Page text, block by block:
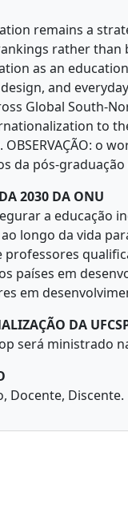
remains a
rather than
as an
and
Global South-
to
o
da pós-graduação
2030 DA ONU
a educação
longo da vida
professores
países em
em
DA
será ministrado
Docente, Discente.